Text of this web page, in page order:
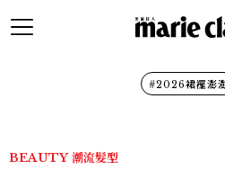
#2026裙襬澎
BEAUTY 潮流髮型